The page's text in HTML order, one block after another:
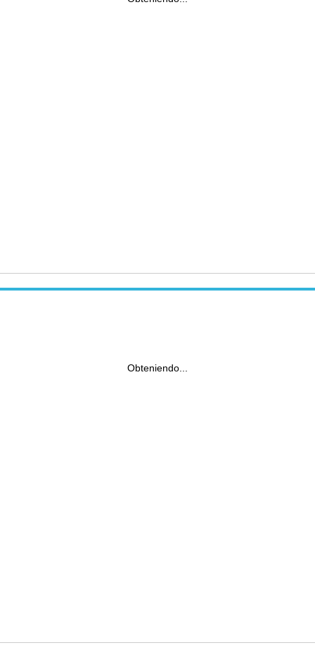
Obteniendo...